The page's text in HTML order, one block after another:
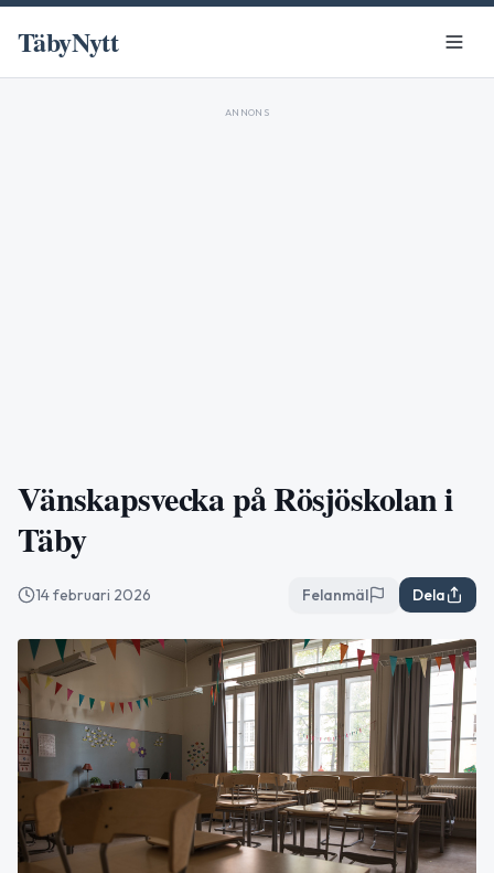
TäbyNytt
ANNONS
Vänskapsvecka på Rösjöskolan i
Täby
14 februari 2026 Felanmäl Dela